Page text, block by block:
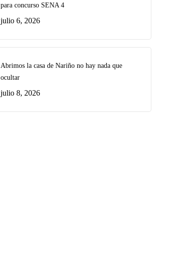
para concurso SENA 4
julio 6, 2026
Abrimos la casa de Nariño no hay nada que
ocultar
julio 8, 2026